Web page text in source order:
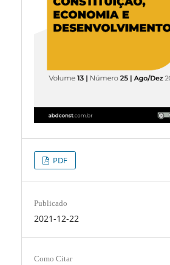
PDF
Publicado
2021-12-22
Como Citar